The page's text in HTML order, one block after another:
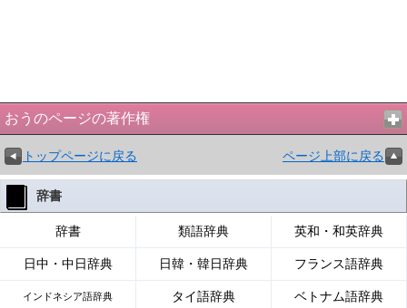
おうのページの著作権
トップページに戻る ページ上部に戻る
辞書
辞書 類語辞典 英和・和英辞典
日中・中日辞典 日韓・韓日辞典 フランス語辞典
インドネシア語辞典 タイ語辞典 ベトナム語辞典